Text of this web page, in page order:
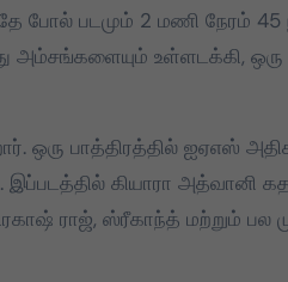
போல் படமும் 2 மணி நேரம் 45
உள்ளடக்கி,
ஒரு பாத்திரத்தில் ஐஏஎஸ்
கியாரா அத்வானி
ராஜ், ஸ்ரீகாந்த் மற்றும்